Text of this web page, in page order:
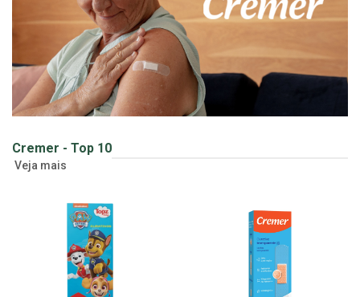
Cremer - Top 10
Veja mais